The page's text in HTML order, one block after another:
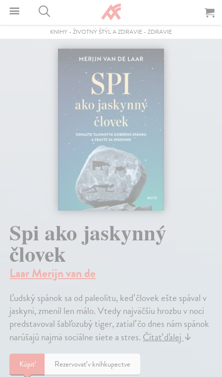
KNIHY - ŽIVOTNÝ ŠTÝL A ZDRAVIE - ZDRAVIE
Spi ako jaskynný
človek
Laar Merijn van de
Ľudský spánok sa od paleolitu, keď človek ešte spával v
jaskyni, zmenil len málo. Vtedy najväčšiu hrozbu v noci
predstavoval šabľozubý tiger, zatiaľ čo dnes nám spánok
narúšajú najmä sociálne siete a stres.Čítať ďalej↓
Kúpiť Rezervovať v kníhkupectve